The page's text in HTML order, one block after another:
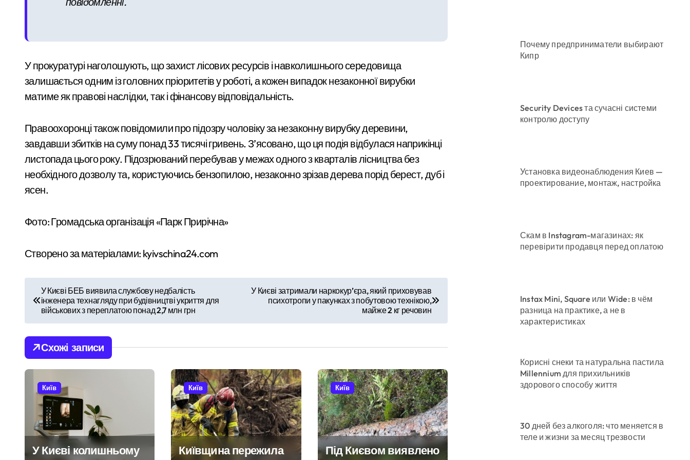
В Київському Святошинському районі розгорілася велика пожежа: густий дим охопив численні райони міста
Київ: жінка підпалила двері сусідки через ревнощі до знайомого
У Києві колишньому директору лікарні оголосили підозру через завищену ціну на УЗД на 6 млн грн
У прокуратурі наголошують, що захист лісових ресурсів і навколишнього середовища
залишається одним із головних пріоритетів у роботі, а кожен випадок незаконної вирубки
матиме як правові наслідки, так і фінансову відповідальність.
Правоохоронці також повідомили про підозру чоловіку за незаконну вирубку деревини,
завдавши збитків на суму понад 33 тисячі гривень. З’ясовано, що ця подія відбулася наприкінці
листопада цього року. Підозрюваний перебував у межах одного з кварталів лісництва без
необхідного дозволу та, користуючись бензопилою, незаконно зрізав дерева порід берест, дуб і
ясен.
Фото: Громадська організація «Парк Прирічна»
Створено за матеріалами: kyivschina24.com
в
і
г
і
я
У Києві БЕБ виявила службову недбалість
інженера технагляду при будівництві укриття для
військових з переплатою понад 2,7 млн грн
У Києві затримали наркокур’єра, який приховував
психотропи у пакунках з побутовою технікою,
майже 2 кг речовин
Схожі записи
Київ
У Києві колишньому
Київ
Київщина пережила
Київ
Під Києвом виявлено
Почему предприниматели выбирают
Кипр
Security Devices та сучасні системи
контролю доступу
Установка видеонаблюдения Киев —
проектирование, монтаж, настройка
Скам в Instagram-магазинах: як
перевірити продавця перед оплатою
Instax Mini, Square или Wide: в чём
разница на практике, а не в
характеристиках
Корисні снеки та натуральна пастила
Millennium для прихильників
здорового способу життя
30 дней без алкоголя: что меняется в
теле и жизни за месяц трезвости